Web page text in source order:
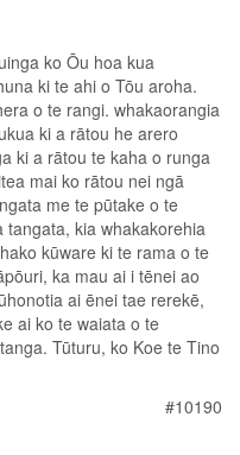
ko Ōu hoa kua
ki te ahi o Tōu aroha.
o te rangi. whakaorangia
ki a rātou he arero
ki a rātou te kaha o runga
mai ko rātou nei ngā
me te pūtake o te
kia whakakorehia
kūware ki te rama o te
ka mau ai i tēnei ao
ai ēnei tae rerekē,
ai ko te waiata o te
Tūturu, ko Koe te Tino
#10190